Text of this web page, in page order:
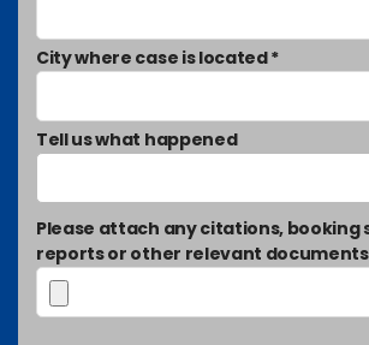
City where case is located *
Tell us what happened
Please attach any citations, booking
reports or other relevant